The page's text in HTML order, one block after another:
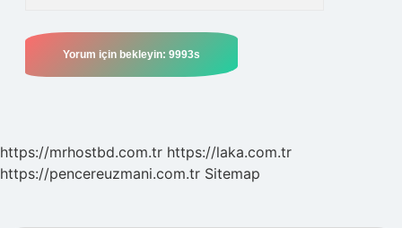
https://mrhostbd.com.tr https://laka.com.tr
https://pencereuzmani.com.tr Sitemap